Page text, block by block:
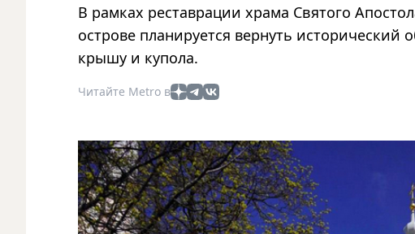
В рамках реставрации храма Святого
острове планируется вернуть
крышу и купола.
Читайте Metro в